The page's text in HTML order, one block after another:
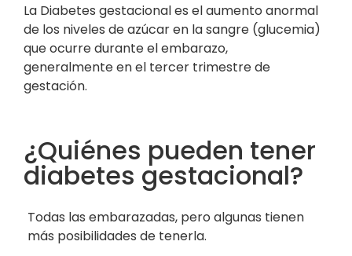
La Diabetes gestacional es el aumento anormal
de los niveles de azúcar en la sangre (glucemia)
que ocurredurante el embarazo,
generalmenteen el tercer trimestre de
gestación.
¿Quiénes pueden tener
diabetes gestacional?
Todas las embarazadas, pero algunas tienen
más posibilidades de tenerla.